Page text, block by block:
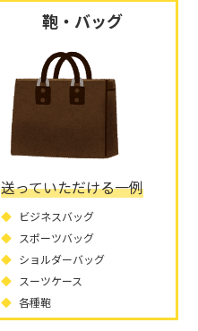
鞄・バッグ
送っていただける一例
ビジネスバッグ
スポーツバッグ
ショルダーバッグ
スーツケース
各種鞄